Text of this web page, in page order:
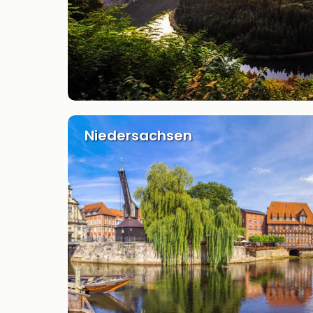
Niedersachsen